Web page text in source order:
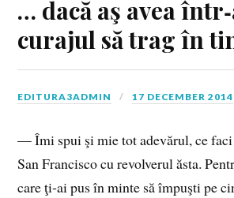
… dacă aş avea
curajul să trag în
EDITURA3ADMIN 17 DECEMBER 2014
— Îmi spui şi mie tot adevărul, ce
San Francisco cu revolverul ăsta.
care ţi‑ai pus în minte să împuşti pe